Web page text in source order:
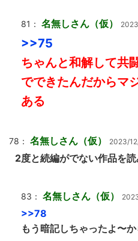
81： 名無しさん（仮）
>>75
ちゃんと和解して共
でできたんだからマ
ある
78： 名無しさん（仮） 2023/
2度と続編がでない作品を
83： 名無しさん（仮）
>>78
もう暗記しちゃったよ〜